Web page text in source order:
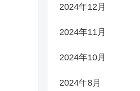
2024年12月
2024年11月
2024年10月
2024年8月